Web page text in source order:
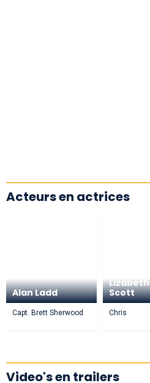
Acteurs en actrices
Alan Ladd
Capt. Brett Sherwood
Lizabeth
Scott
Chris
Video's en trailers